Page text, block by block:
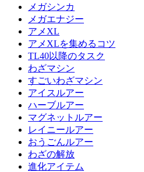
メガシンカ
メガエナジー
アメXL
アメXLを集めるコツ
TL40以降のタスク
わざマシン
すごいわざマシン
アイスルアー
ハーブルアー
マグネットルアー
レイニールアー
おうごんルアー
わざの解放
進化アイテム